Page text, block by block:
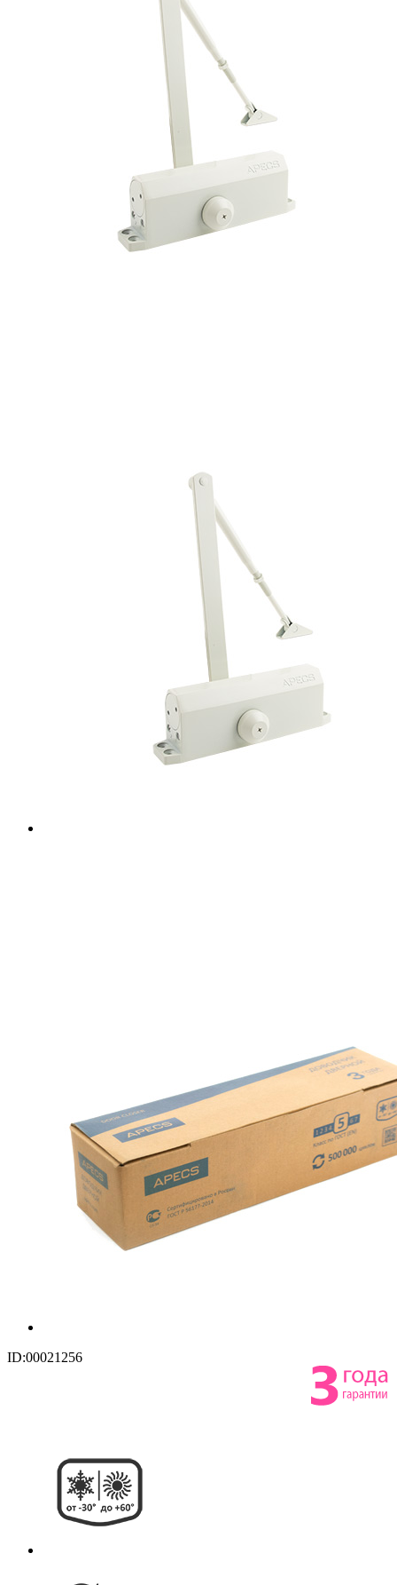
ID:00021256